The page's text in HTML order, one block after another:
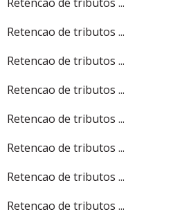
Retencao de tributos ...
Retencao de tributos ...
Retencao de tributos ...
Retencao de tributos ...
Retencao de tributos ...
Retencao de tributos ...
Retencao de tributos ...